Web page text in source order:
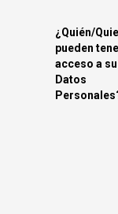
¿Quién/
pueden
acceso a
Datos